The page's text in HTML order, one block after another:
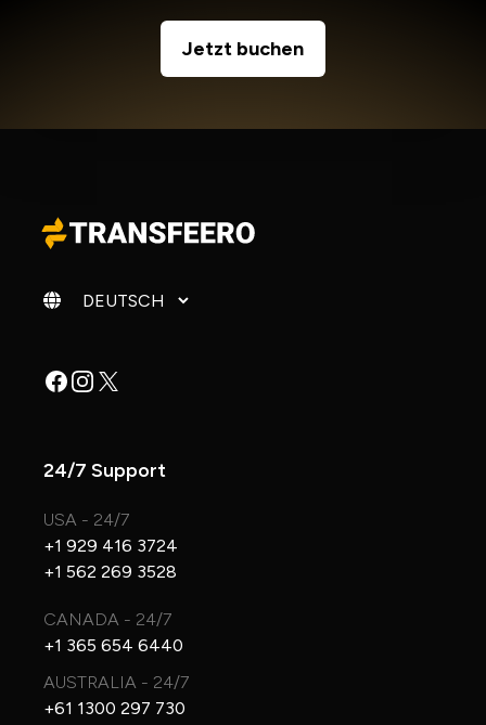
Jetzt buchen
Sprache ändern
Facebook
Instagram
X
24/7 Support
USA - 24/7
+1 929 416 3724
+1 562 269 3528
CANADA - 24/7
+1 365 654 6440
AUSTRALIA - 24/7
+61 1300 297 730